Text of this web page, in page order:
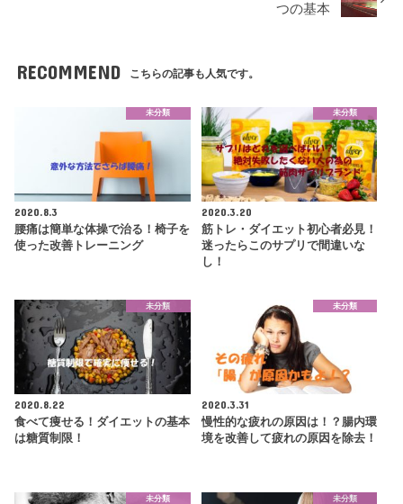
つの基本
RECOMMEND こちらの記事も人気です。
未分類
2020.8.3
腰痛は簡単な体操で治る！椅子を
使った改善トレーニング
未分類
2020.3.20
筋トレ・ダイエット初心者必見！
迷ったらこのサプリで間違いな
し！
未分類
2020.8.22
食べて痩せる！ダイエットの基本
は糖質制限！
未分類
2020.3.31
慢性的な疲れの原因は！？腸内環
境を改善して疲れの原因を除去！
未分類 未分類